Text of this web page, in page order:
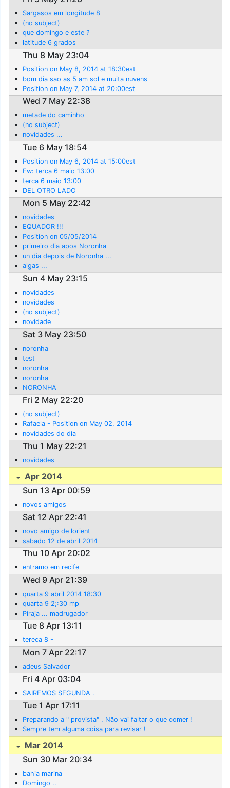
Sargasos em longitude 8
(no subject)
que domingo e este ?
latitude 6 grados
Thu 8 May 23:04
Position on May 8, 2014 at 18:30est
bom dia sao as 5 am sol e muita nuvens
Position on May 7, 2014 at 20:00est
Wed 7 May 22:38
metade do caminho
(no subject)
novidades ...
Tue 6 May 18:54
Position on May 6, 2014 at 15:00est
Fw: terca 6 maio 13:00
terca 6 maio 13:00
DEL OTRO LADO
Mon 5 May 22:42
novidades
EQUADOR !!!
Position on 05/05/2014
primeiro dia apos Noronha
un dia depois de Noronha ...
algas ...
Sun 4 May 23:15
novidades
novidades
(no subject)
novidade
Sat 3 May 23:50
noronha
test
noronha
noronha
NORONHA
Fri 2 May 22:20
(no subject)
Rafaela - Position on May 02, 2014
novidades do dia
Thu 1 May 22:21
novidades
Apr 2014
Sun 13 Apr 00:59
novos amigos
Sat 12 Apr 22:41
novo amigo de lorient
sabado 12 de abril 2014
Thu 10 Apr 20:02
entramo em recife
Wed 9 Apr 21:39
quarta 9 abril 2014 18:30
quarta 9 2;:30 mp
Piraja ... madrugador
Tue 8 Apr 13:11
tereca 8 -
Mon 7 Apr 22:17
adeus Salvador
Fri 4 Apr 03:04
SAIREMOS SEGUNDA .
Tue 1 Apr 17:11
Preparando a " provista" . Não vai faltar o que comer !
Sempre tem alguma coisa para revisar !
Mar 2014
Sun 30 Mar 20:34
bahia marina
Domingo ..